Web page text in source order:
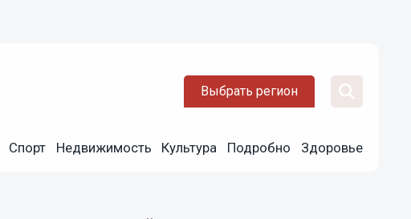
Выбрать регион
Спорт Недвижимость Культура Подробно Здоровье